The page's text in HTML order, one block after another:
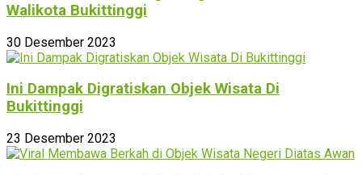
Walikota Bukittinggi
30 Desember 2023
Ini Dampak Digratiskan Objek Wisata Di
Bukittinggi
23 Desember 2023